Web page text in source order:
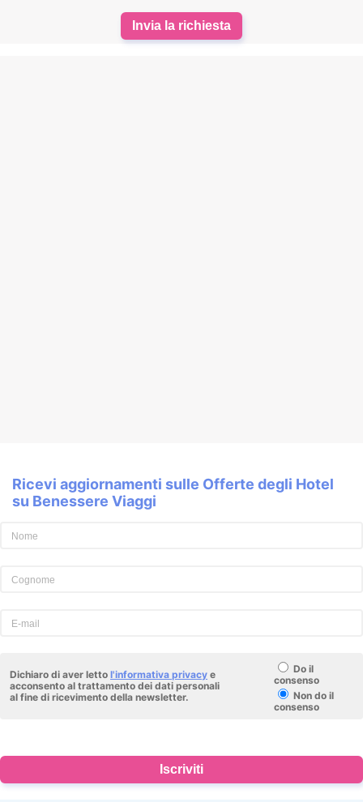
Invia la richiesta
Ricevi aggiornamenti sulle Offerte degli Hotel
su Benessere Viaggi
Dichiaro di aver letto l'informativa privacy e
acconsento al trattamento dei dati personali
al fine di ricevimento della newsletter.
Do il
consenso
Non do il
consenso
Iscriviti